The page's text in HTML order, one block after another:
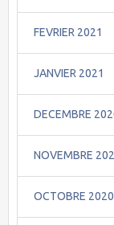
FEVRIER 2021
JANVIER 2021
DECEMBRE
NOVEMBRE
OCTOBRE 2020